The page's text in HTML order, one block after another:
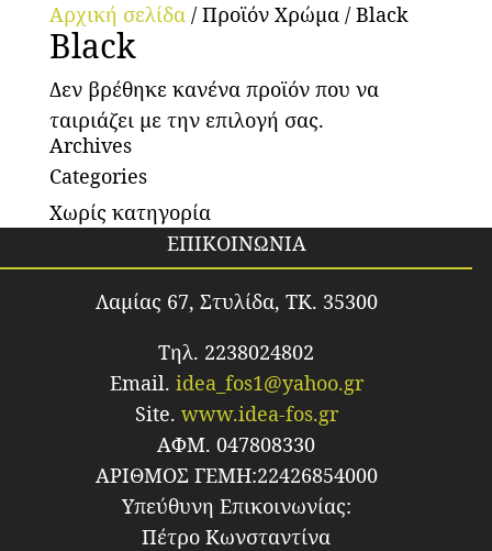
Αρχική σελίδα/ Προϊόν Χρώμα / Black
Black
Δεν βρέθηκε κανένα προϊόν που να
ταιριάζει με την επιλογή σας.
Archives
Categories
Χωρίς κατηγορία
ΕΠΙΚΟΙΝΩΝΙΑ
Λαμίας 67, Στυλίδα, TK. 35300
Τηλ. 2238024802
Email. idea_fos1@yahoo.gr
Site. www.idea-fos.gr
ΑΦΜ. 047808330
ΑΡΙΘΜΟΣ ΓΕΜΗ:22426854000
Υπεύθυνη Επικοινωνίας:
Πέτρο Κωνσταντίνα